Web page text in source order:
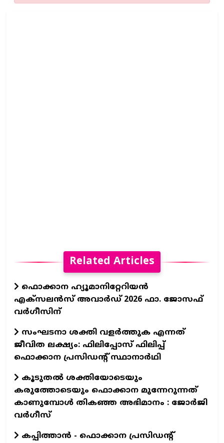
Related Articles
ഫൊക്കാന ഹ്യൂമാനിറ്റേറിയന്‍
എക്‌സലന്‍സ് അവാര്‍ഡ് 2026 ഫാ. ജോസഫ്
വര്‍ഗീസിന്
സംഘടനാ ശക്തി വളർത്തുക എന്നത്
ജീവിത ലക്ഷ്യം: ഫിലിപ്പോസ് ഫിലിപ്പ്
ഫൊക്കാന പ്രസിഡന്റ് സ്ഥാനാർഥി
കൂടുതൽ ശക്തിയോടെയും
കരുത്തോടെയും ഫൊക്കാന മുന്നേറുന്നത്
കാണുമ്പോൾ തികഞ്ഞ അഭിമാനം : ജോർജി
വർഗീസ്
കപ്പിത്താൻ - ഫൊക്കാന പ്രസിഡന്റ്